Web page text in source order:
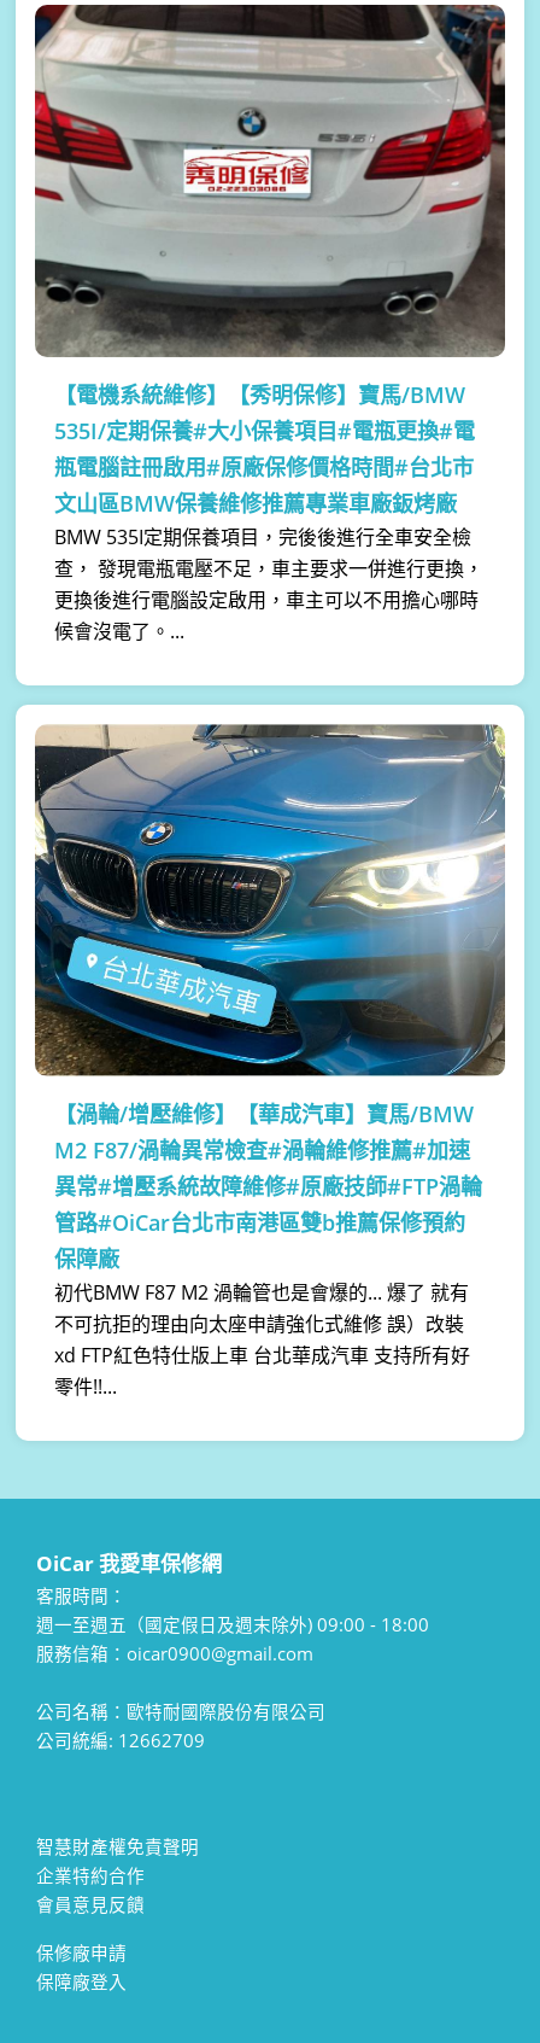
【電機系統維修】
【秀明保修】寶馬/BMW
535I/定期保養#大小保養項目#電瓶更換#電
瓶電腦註冊啟用#原廠保修價格時間#台北市
文山區BMW保養維修推薦專業車廠鈑烤廠
BMW 535I定期保養項目，完後後進行全車安全檢
查， 發現電瓶電壓不足，車主要求一併進行更換，
更換後進行電腦設定啟用，車主可以不用擔心哪時
候會沒電了。...
【渦輪/增壓維修】
【華成汽車】寶馬/BMW
M2 F87/渦輪異常檢查#渦輪維修推薦#加速
異常#增壓系統故障維修#原廠技師#FTP渦輪
管路#OiCar台北市南港區雙b推薦保修預約
保障廠
初代BMW F87 M2 渦輪管也是會爆的... 爆了 就有
不可抗拒的理由向太座申請強化式維修 誤）改裝
xd FTP紅色特仕版上車 台北華成汽車 支持所有好
零件!!...
OiCar 我愛車保修網
客服時間：
週一至週五（國定假日及週末除外) 09:00 - 18:00
服務信箱：oicar0900@gmail.com
公司名稱：歐特耐國際股份有限公司
公司統編: 12662709
智慧財產權免責聲明
企業特約合作
會員意見反饋
保修廠申請
保障廠登入